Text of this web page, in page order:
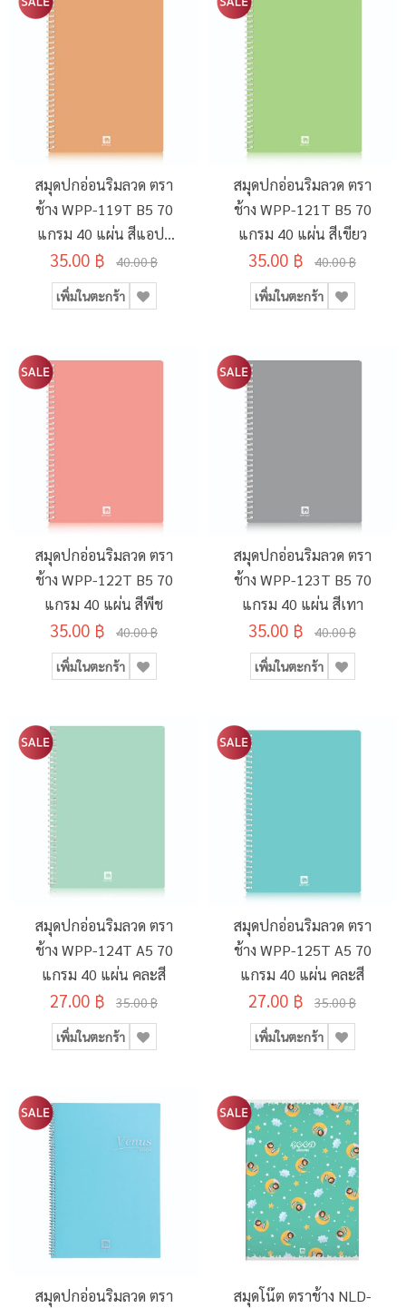
สมุดปกอ่อนริมลวด ตรา
ช้าง WPP-119T B5 70
แกรม 40 แผ่น สีแอปริ
คอต
35.00 ฿ 40.00 ฿
เพิ่มในตะกร้า
สมุดปกอ่อนริมลวด ตรา
ช้าง WPP-121T B5 70
แกรม 40 แผ่น สีเขียว
35.00 ฿ 40.00 ฿
เพิ่มในตะกร้า
สมุดปกอ่อนริมลวด ตรา
ช้าง WPP-122T B5 70
แกรม 40 แผ่น สีพีช
35.00 ฿ 40.00 ฿
เพิ่มในตะกร้า
สมุดปกอ่อนริมลวด ตรา
ช้าง WPP-123T B5 70
แกรม 40 แผ่น สีเทา
35.00 ฿ 40.00 ฿
เพิ่มในตะกร้า
สมุดปกอ่อนริมลวด ตรา
ช้าง WPP-124T A5 70
แกรม 40 แผ่น คละสี
27.00 ฿ 35.00 ฿
เพิ่มในตะกร้า
สมุดปกอ่อนริมลวด ตรา
ช้าง WPP-125T A5 70
แกรม 40 แผ่น คละสี
27.00 ฿ 35.00 ฿
เพิ่มในตะกร้า
สมุดปกอ่อนริมลวด ตรา
สมุดโน๊ต ตราช้าง NLD-